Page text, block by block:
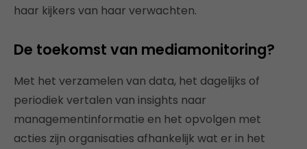
haar kijkers van haar verwachten.
De toekomst van mediamonitoring?
Met het verzamelen van data, het dagelijks of
periodiek vertalen van insights naar
managementinformatie en het opvolgen met
acties zijn organisaties afhankelijk wat er in het